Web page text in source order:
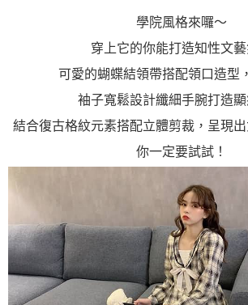
「AFTEE先享後付」，若未經同意申辦者引起之損失
４．使用「AFTEE先享後付」時，將依據個別帳號之
請求用戶進行身份認證。
恩沛科技股份有限公司將有權停止該用戶之使用額度
學院風格來囉～
穿上它的你能打造知性文
可愛的蝴蝶結領帶搭配領口造型
袖子寬鬆設計纖細手腕打造
結合復古格紋元素搭配立體剪裁，呈現
你一定要試試！